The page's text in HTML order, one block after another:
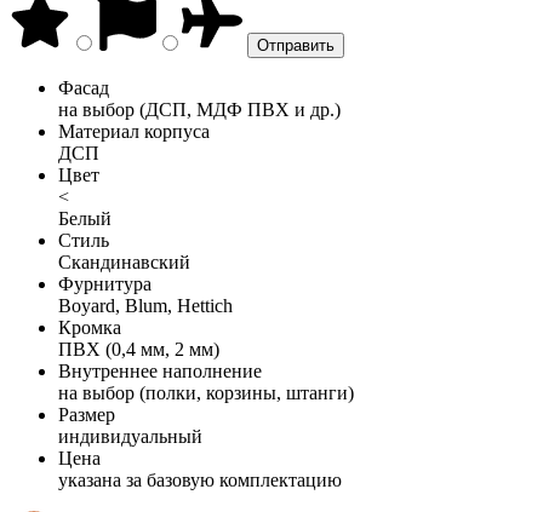
Фасад
на выбор (ДСП, МДФ ПВХ и др.)
Материал корпуса
ДСП
Цвет
<
Белый
Стиль
Скандинавский
Фурнитура
Boyard, Blum, Hettich
Кромка
ПВХ (0,4 мм, 2 мм)
Внутреннее наполнение
на выбор (полки, корзины, штанги)
Размер
индивидуальный
Цена
указана за базовую комплектацию